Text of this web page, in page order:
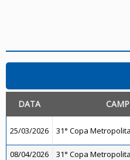
DATA
25/03/2026 31° Copa
08/04/2026
31° Copa